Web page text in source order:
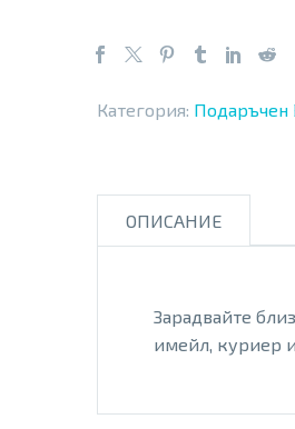
Категория: Подаръчен
ОПИСАНИЕ
Зарадвайте
имейл, куриер